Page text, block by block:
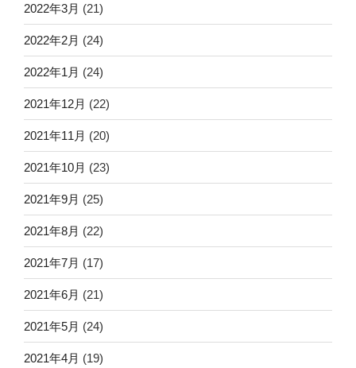
2022年3月 (21)
2022年2月 (24)
2022年1月 (24)
2021年12月 (22)
2021年11月 (20)
2021年10月 (23)
2021年9月 (25)
2021年8月 (22)
2021年7月 (17)
2021年6月 (21)
2021年5月 (24)
2021年4月 (19)